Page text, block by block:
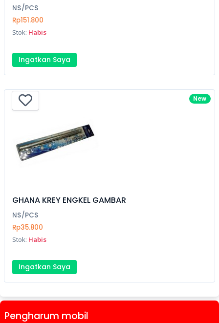
NS/PCS
Rp151.800
Stok: Habis
Ingatkan Saya
New
GHANA KREY ENGKEL GAMBAR
NS/PCS
Rp35.800
Stok: Habis
Ingatkan Saya
Pengharum mobil